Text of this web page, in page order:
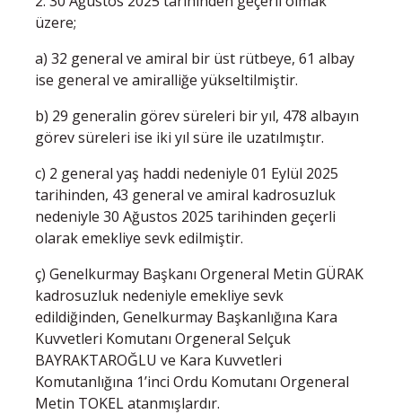
üzere;
a) 32 general ve amiral bir üst rütbeye, 61 albay
ise general ve amiralliğe yükseltilmiştir.
b) 29 generalin görev süreleri bir yıl, 478 albayın
görev süreleri ise iki yıl süre ile uzatılmıştır.
c) 2 general yaş haddi nedeniyle 01 Eylül 2025
tarihinden, 43 general ve amiral kadrosuzluk
nedeniyle 30 Ağustos 2025 tarihinden geçerli
olarak emekliye sevk edilmiştir.
ç) Genelkurmay Başkanı Orgeneral Metin GÜRAK
kadrosuzluk nedeniyle emekliye sevk
edildiğinden, Genelkurmay Başkanlığına Kara
Kuvvetleri Komutanı Orgeneral Selçuk
BAYRAKTAROĞLU ve Kara Kuvvetleri
Komutanlığına 1’inci Ordu Komutanı Orgeneral
Metin TOKEL atanmışlardır.